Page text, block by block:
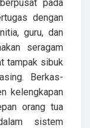
pada
dengan
guru, dan
seragam
tampak sibuk
Berkas-
kelengkapan
orang tua
sistem